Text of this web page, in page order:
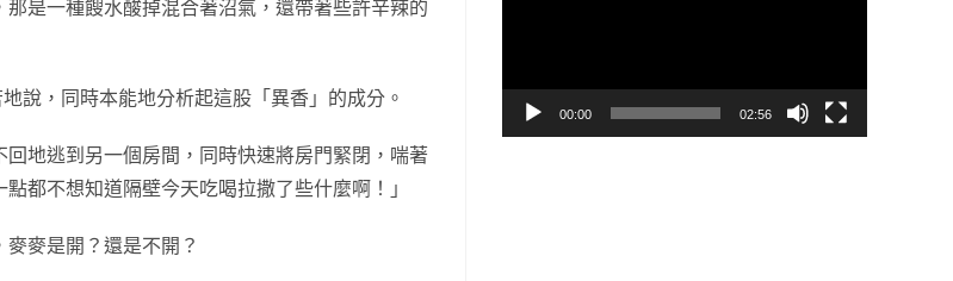
是一種餿水酸掉混合著沼氣，還帶著些許辛辣的
說，同時本能地分析起這股「異香」的成分。
地逃到另一個房間，同時快速將房門緊閉，喘著
都不想知道隔壁今天吃喝拉撒了些什麼啊！」
麥是開？還是不開？
00:00 02:56